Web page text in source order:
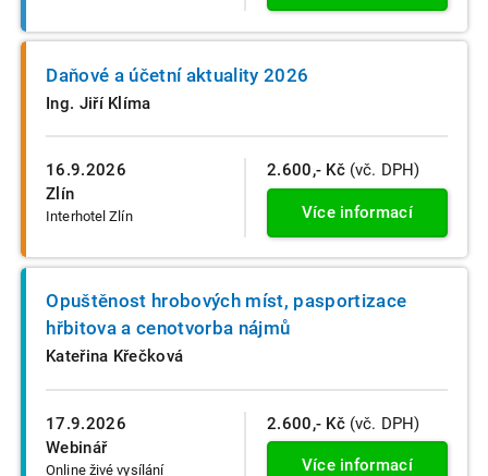
16.9.2026
Zlín
Interhotel Zlín
Daňové a účetní aktuality 2026
Ing. Jiří Klíma
2.600,- Kč (vč. DPH)
Více informací
17.9.2026
Webinář
Online živé vysílání
Opuštěnost hrobových míst, pasportizace
hřbitova a cenotvorba nájmů
Kateřina Křečková
2.600,- Kč (vč. DPH)
Více informací